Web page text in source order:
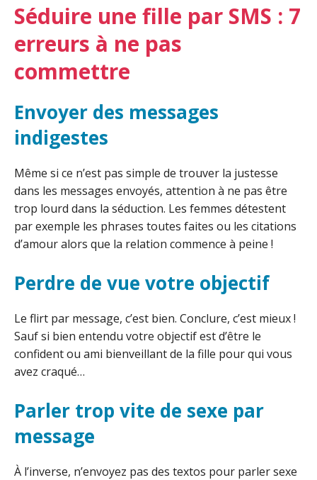
Séduire une fille par SMS : 7
erreurs à ne pas
commettre
Envoyer des messages
indigestes
Même si ce n’est pas simple de trouver la justesse
dans les messages envoyés, attention à ne pas être
trop lourd dans la séduction. Les femmes détestent
par exemple les phrases toutes faites ou les citations
d’amour alors que la relation commence à peine !
Perdre de vue votre objectif
Le flirt par message, c’est bien. Conclure, c’est mieux !
Sauf si bien entendu votre objectif est d’être le
confident ou ami bienveillant de la fille pour qui vous
avez craqué…
Parler trop vite de sexe par
message
À l’inverse, n’envoyez pas des textos pour parler sexe